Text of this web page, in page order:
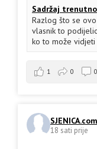
Sadržaj
Razlog što se
vlasnik to
ko to može
1 0 0
SJENICA.com
18 sati prije